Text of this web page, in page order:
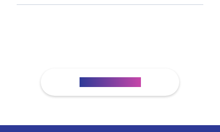
お知らせトップ